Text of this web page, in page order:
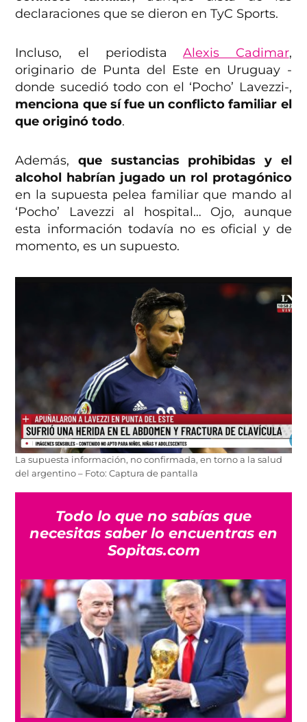
declaraciones que se dieron en TyC Sports.
Incluso, el periodistaAlexis Cadimar,
originario de Punta del Este en Uruguay -
donde sucedió todo con el ‘Pocho’ Lavezzi-,
menciona que sí fue un conflicto familiar el
que originó todo.
Además,que sustancias prohibidas y el
alcohol habrían jugado un rol protagónico
en la supuesta pelea familiar que mando al
‘Pocho’ Lavezzi al hospital… Ojo, aunque
esta información todavía no es oficial y de
momento, es un supuesto.
La supuesta información, no confirmada, en torno a la salud
del argentino – Foto: Captura de pantalla
Todo lo que no sabías que
necesitas saber lo encuentras en
Sopitas.com